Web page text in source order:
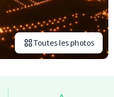
Toutes les photos